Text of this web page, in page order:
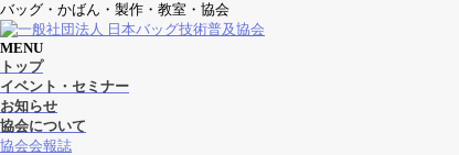
バッグ・かばん・製作・教室・協会
MENU
メ
ニ
ュ
ー
を
トップ
イベント・セミナー
お知らせ
協会について
協会会報誌